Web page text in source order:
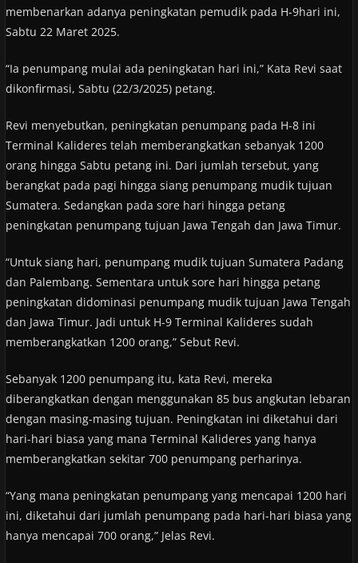
membenarkan adanya peningkatan pemudik pada H-9hari ini,
Sabtu 22 Maret 2025.
“Ia penumpang mulai ada peningkatan hari ini,” Kata Revi saat
dikonfirmasi, Sabtu (22/3/2025) petang.
Revi menyebutkan, peningkatan penumpang pada H-8 ini
Terminal Kalideres telah memberangkatkan sebanyak 1200
orang hingga Sabtu petang ini. Dari jumlah tersebut, yang
berangkat pada pagi hingga siang penumpang mudik tujuan
Sumatera. Sedangkan pada sore hari hingga petang
peningkatan penumpang tujuan Jawa Tengah dan Jawa Timur.
“Untuk siang hari, penumpang mudik tujuan Sumatera Padang
dan Palembang. Sementara untuk sore hari hingga petang
peningkatan didominasi penumpang mudik tujuan Jawa Tengah
dan Jawa Timur. Jadi untuk H-9 Terminal Kalideres sudah
memberangkatkan 1200 orang,” Sebut Revi.
Sebanyak 1200 penumpang itu, kata Revi, mereka
diberangkatkan dengan menggunakan 85 bus angkutan lebaran
dengan masing-masing tujuan. Peningkatan ini diketahui dari
hari-hari biasa yang mana Terminal Kalideres yang hanya
memberangkatkan sekitar 700 penumpang perharinya.
“Yang mana peningkatan penumpang yang mencapai 1200 hari
ini, diketahui dari jumlah penumpang pada hari-hari biasa yang
hanya mencapai 700 orang,” Jelas Revi.